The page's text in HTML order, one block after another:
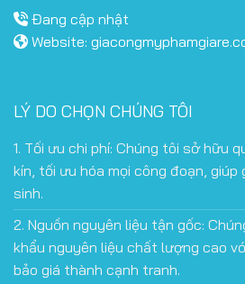
Đang cập nhật
Website:
LÝ DO CHỌN CHÚNG TÔI
1. Tối ưu chi phí: Chúng tôi sở hữu
kín, tối ưu hóa mọi công đoạn, giúp
sinh.
2. Nguồn nguyên liệu tận gốc:
khẩu nguyên liệu chất lượng cao
bảo giá thành cạnh tranh.